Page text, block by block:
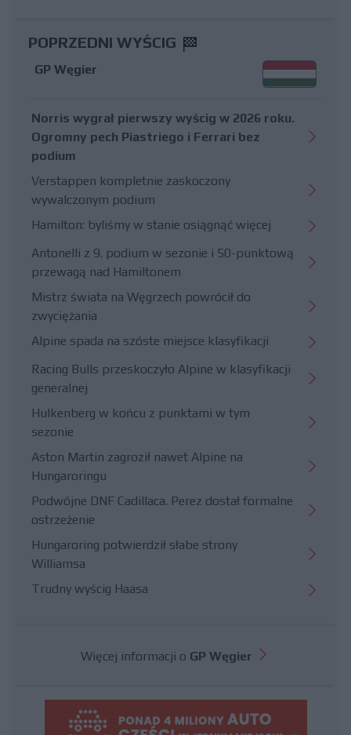
POPRZEDNI WYŚCIG
GP Węgier
Norris wygrał pierwszy wyścig w 2026 roku.
Ogromny pech Piastriego i Ferrari bez
podium
Verstappen kompletnie zaskoczony
wywalczonym podium
Hamilton: byliśmy w stanie osiągnąć więcej
Antonelli z 9. podium w sezonie i 50-punktową
przewagą nad Hamiltonem
Mistrz świata na Węgrzech powrócił do
zwyciężania
Alpine spada na szóste miejsce klasyfikacji
Racing Bulls przeskoczyło Alpine w klasyfikacji
generalnej
Hulkenberg w końcu z punktami w tym
sezonie
Aston Martin zagroził nawet Alpine na
Hungaroringu
Podwójne DNF Cadillaca. Perez dostał formalne
ostrzeżenie
Hungaroring potwierdził słabe strony
Williamsa
Trudny wyścig Haasa
Więcej informacji o GP Węgier